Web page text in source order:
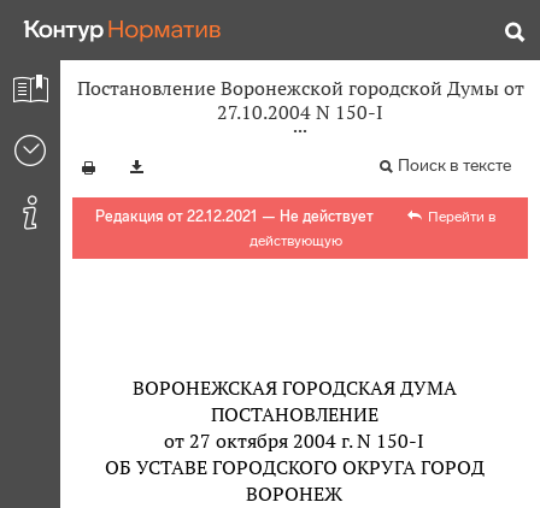
Постановление Воронежской городской Думы от
27.10.2004 N 150-I
Поиск в тексте
Редакция от 22.12.2021 — Не действует
Перейти в
действующую
ВОРОНЕЖСКАЯ ГОРОДСКАЯ ДУМА
ПОСТАНОВЛЕНИЕ
от 27 октября 2004 г. N 150-I
ОБ УСТАВЕ ГОРОДСКОГО ОКРУГА ГОРОД
ВОРОНЕЖ